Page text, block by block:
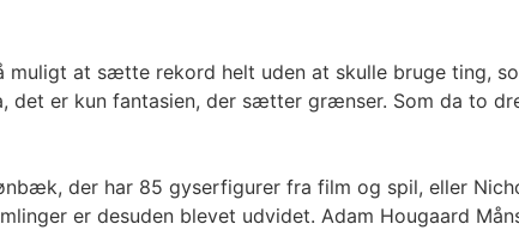
muligt at sætte rekord helt uden at skulle bruge ting,
det er kun fantasien, der sætter grænser. Som da
der har 85 gyserfigurer fra film og spil, eller
er desuden blevet udvidet. Adam Hougaard